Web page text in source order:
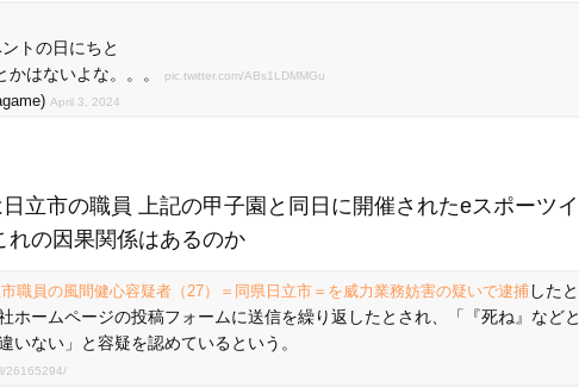
トの日にちと
かはないよな。。。
pic.twitter.com/ABs1LDMMGu
April 3, 2024
立市の職員 上記の甲子園と同日に開催されたeスポーツイ
れの因果関係はあるのか
職員の風間健心容疑者（27）＝同県日立市＝を威力業務妨害の疑いで逮捕 したと
ホームページの投稿フォームに送信を繰り返したとされ、「『死ね』などと
いない」と容疑を認めているという。
26165294/